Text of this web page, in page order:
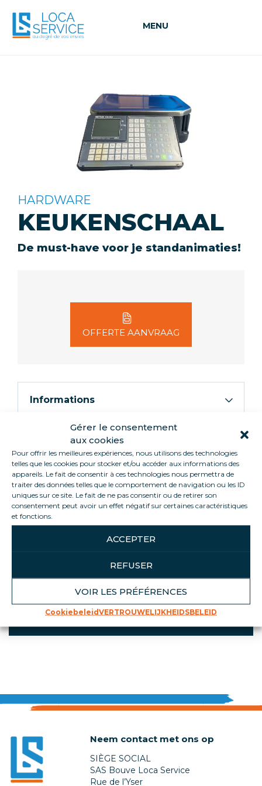
Gérer le consentement
aux cookies
Pour offrir les meilleures expériences, nous utilisons des technologies
telles que les cookies pour stocker et/ou accéder aux informations des
appareils. Le fait de consentir à ces technologies nous permettra de
traiter des données telles que le comportement de navigation ou les ID
uniques sur ce site. Le fait de ne pas consentir ou de retirer son
consentement peut avoir un effet négatif sur certaines caractéristiques
et fonctions.
ACCEPTER
REFUSER
VOIR LES PRÉFÉRENCES
CookiebeleidVERTROUWELIJKHEIDSBELEID
MENU
HARDWARE
KEUKENSCHAAL
De must-have voor je standanimaties!
OFFERTE AANVRAAG
Informations
De Loca Service weegschaal is robuust, praktisch
en ergonomisch, zodat je met een gerust hart je
evenementen kunt organiseren. De weegschaal is
geprogrammeerd en je kunt de gegevens er
gemakkelijk uithalen.
Praktisch en ergonomisch
Loca Service programmering
Zelfklevende of niet-klevende labels
Neem contact met ons op
SIÈGE SOCIAL
SAS Bouve Loca Service
Rue de l’Yser